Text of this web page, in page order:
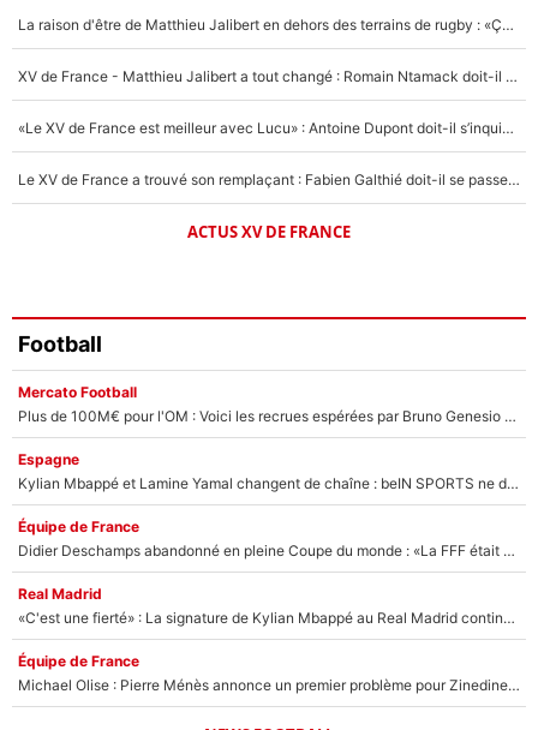
5% La raison d'être de Matthieu Jalibert en dehors des terrains de rugby : «Ça m'atteint autant que si tu touches à un membre de ma famille»
XV de France - Matthieu Jalibert a tout changé : Romain Ntamack doit-il s’inquiéter pour sa place à un an de la Coupe du monde ?
«Le XV de France est meilleur avec Lucu» : Antoine Dupont doit-il s’inquiéter pour sa place ?
Le XV de France a trouvé son remplaçant : Fabien Galthié doit-il se passer d'Antoine Dupont ?
ACTUS XV DE FRANCE
Football
Mercato Football
Plus de 100M€ pour l'OM : Voici les recrues espérées par Bruno Genesio et Grégory Lorenzi après l’opération dégraissage
Espagne
Kylian Mbappé et Lamine Yamal changent de chaîne : beIN SPORTS ne digère pas cette décision historique et prédit un fiasco pour la Liga
Équipe de France
Didier Deschamps abandonné en pleine Coupe du monde : «La FFF était déjà passée à Zinedine Zidane»
Real Madrid
«C'est une fierté» : La signature de Kylian Mbappé au Real Madrid continue de régaler l'Espagne
Équipe de France
Michael Olise : Pierre Ménès annonce un premier problème pour Zinedine Zidane en équipe de France